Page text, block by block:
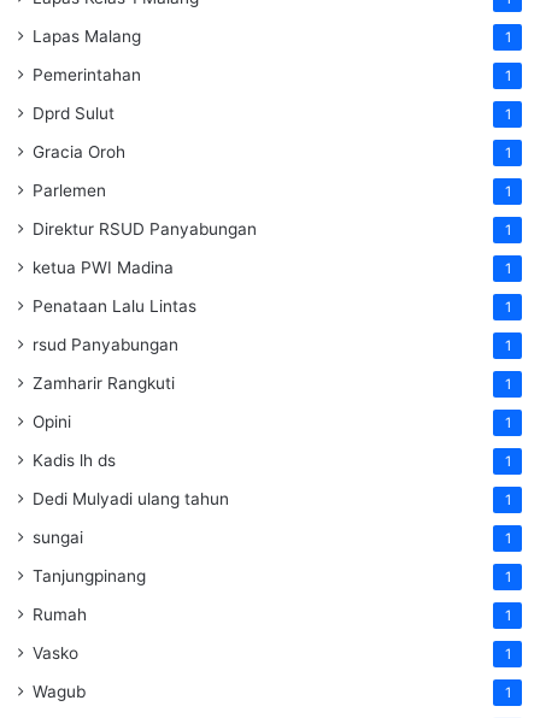
Lapas Malang 1
Pemerintahan 1
Dprd Sulut 1
Gracia Oroh 1
Parlemen 1
Direktur RSUD Panyabungan 1
ketua PWI Madina 1
Penataan Lalu Lintas 1
rsud Panyabungan 1
Zamharir Rangkuti 1
Opini 1
Kadis lh ds 1
Dedi Mulyadi ulang tahun 1
sungai 1
Tanjungpinang 1
Rumah 1
Vasko 1
Wagub 1